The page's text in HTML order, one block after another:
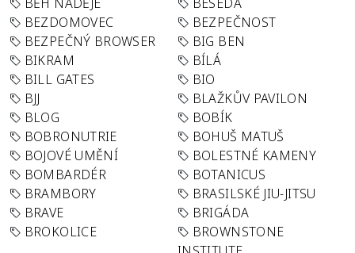
BEZDOMOVEC
BEZPEČNOST
BEZPEČNÝ BROWSER
BIG BEN
BIKRAM
BÍLÁ
BILL GATES
BIO
BJJ
BLAŽKŮV PAVILON
BLOG
BOBÍK
BOBRONUTRIE
BOHUŠ MATUŠ
BOJOVÉ UMĚNÍ
BOLESTNÉ KAMENY
BOMBARDÉR
BOTANICUS
BRAMBORY
BRASILSKÉ JIU-JITSU
BRAVE
BRIGÁDA
BROKOLICE
BROWNSTONE